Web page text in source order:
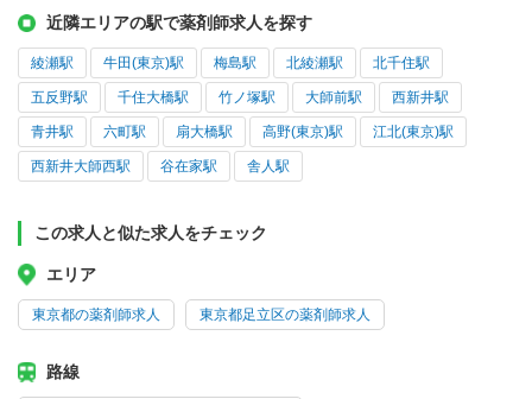
近隣エリアの駅で薬剤師求人を探す
綾瀬駅 牛田(東京)駅 梅島駅 北綾瀬駅 北千住駅
五反野駅 千住大橋駅 竹ノ塚駅 大師前駅 西新井駅
青井駅 六町駅 扇大橋駅 高野(東京)駅 江北(東京)駅
西新井大師西駅 谷在家駅 舎人駅
この求人と似た求人をチェック
エリア
東京都の薬剤師求人 東京都足立区の薬剤師求人
路線